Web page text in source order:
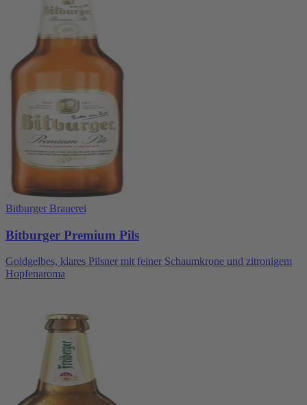
Bitburger Brauerei
Bitburger Premium Pils
Goldgelbes, klares Pilsner mit feiner Schaumkrone und zitronigem
Hopfenaroma